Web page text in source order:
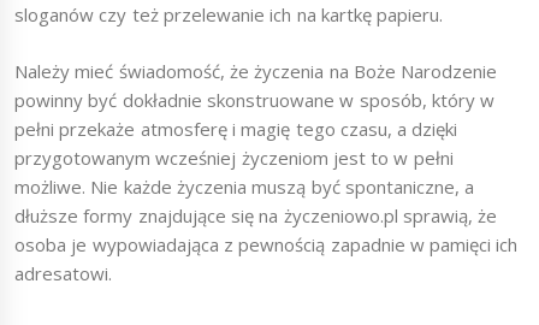
sloganów czy też przelewanie ich na kartkę papieru.
Należy mieć świadomość, że życzenia na Boże Narodzenie
powinny być dokładnie skonstruowane w sposób, który w
pełni przekaże atmosferę i magię tego czasu, a dzięki
przygotowanym wcześniej życzeniom jest to w pełni
możliwe. Nie każde życzenia muszą być spontaniczne, a
dłuższe formy znajdujące się na życzeniowo.pl sprawią, że
osoba je wypowiadająca z pewnością zapadnie w pamięci ich
adresatowi.